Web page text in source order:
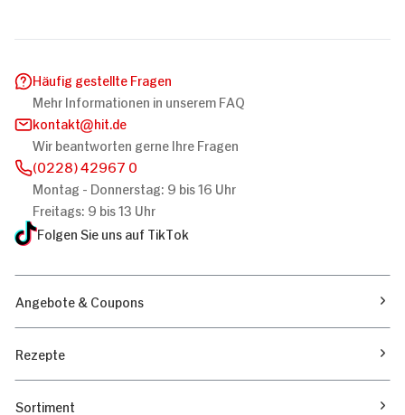
Häufig gestellte Fragen
Mehr Informationen in unserem FAQ
kontakt
hit.de
Wir beantworten gerne Ihre Fragen
(0228) 42967 0
Montag - Donnerstag: 9 bis 16 Uhr
Freitags: 9 bis 13 Uhr
Folgen Sie uns auf TikTok
Angebote & Coupons
Rezepte
Sortiment